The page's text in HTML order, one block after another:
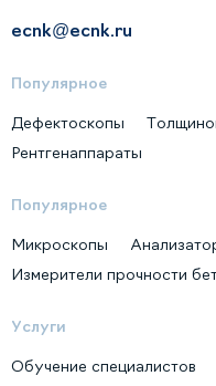
ecnk@ecnk.ru
Популярное
Дефектоскопы
Рентгенаппараты
Популярное
Микроскопы
Измерители прочности
Услуги
Обучение специалистов